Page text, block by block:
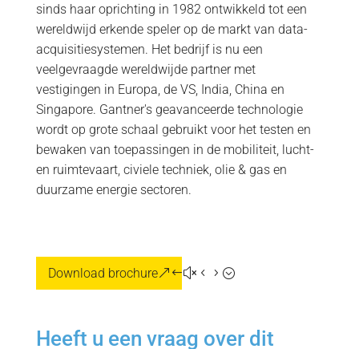
sinds haar oprichting in 1982 ontwikkeld tot een
wereldwijd erkende speler op de markt van data-
acquisitiesystemen. Het bedrijf is nu een
veelgevraagde wereldwijde partner met
vestigingen in Europa, de VS, India, China en
Singapore. Gantner's geavanceerde technologie
wordt op grote schaal gebruikt voor het testen en
bewaken van toepassingen in de mobiliteit, lucht-
en ruimtevaart, civiele techniek, olie & gas en
duurzame energie sectoren.
Download brochure
Heeft u een vraag over dit